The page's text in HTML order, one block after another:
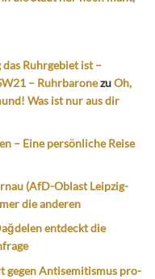
Ruhrgebiet ist –
– RuhrbaronezuOh,
Was ist nur aus dir
– Eine persönliche Reise
(AfD-Oblast Leipzig-
die anderen
entdeckt die
gegen Antisemitismus pro-